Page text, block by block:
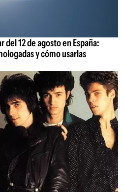
del 12 de agosto en España:
y cómo usarlas